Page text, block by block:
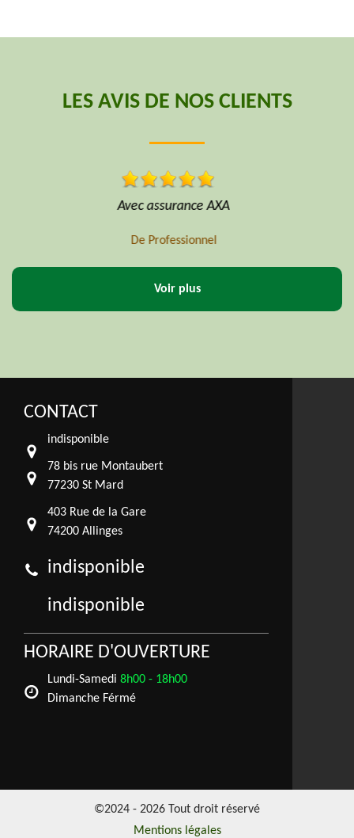
LES AVIS DE NOS CLIENTS
Entreprise très sérieux je recommande
De 77
Voir plus
CONTACT
indisponible
78 bis rue Montaubert
77230 St Mard
403 Rue de la Gare
74200 Allinges
indisponible
indisponible
HORAIRE D'OUVERTURE
Lundi-Samedi 8h00 - 18h00
Dimanche Férmé
©2024 - 2026 Tout droit réservé
Mentions légales